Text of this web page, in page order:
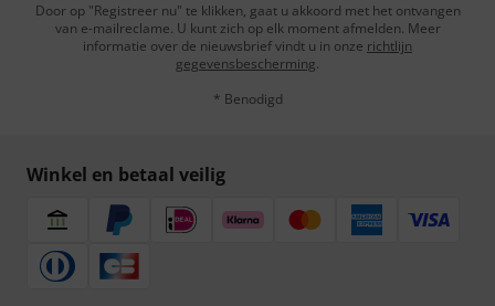
Door op "Registreer nu" te klikken, gaat u akkoord met het ontvangen
van e-mailreclame. U kunt zich op elk moment afmelden. Meer
informatie over de nieuwsbrief vindt u in onze richtlijn
gegevensbescherming.
* Benodigd
Winkel en betaal veilig